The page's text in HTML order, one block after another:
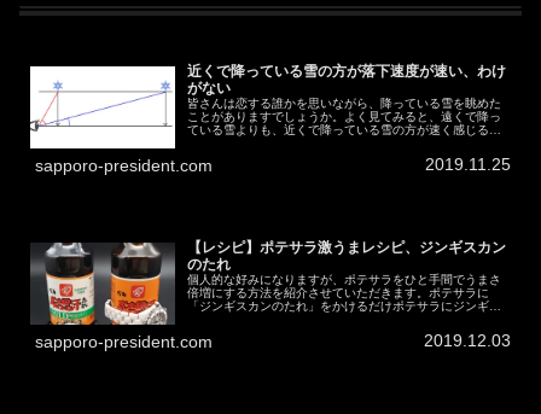
近くで降っている雪の方が落下速度が速い、わけ
がない
皆さんは恋する誰かを思いながら、降っている雪を眺めた
ことがありますでしょうか。よく見てみると、遠くで降っ
ている雪よりも、近くで降っている雪の方が速く感じるこ
sapporo-president.com 2019.11.25
【レシピ】ポテサラ激うまレシピ、ジンギスカン
のたれ
個人的な好みになりますが、ポテサラをひと手間でうまさ
倍増にする方法を紹介させていただきます。ポテサラに
「ジンギスカンのたれ」をかけるだけポテサラにジンギス
sapporo-president.com 2019.12.03